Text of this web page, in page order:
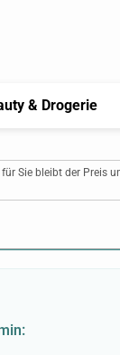
& Drogerie
Sie bleibt der Preis